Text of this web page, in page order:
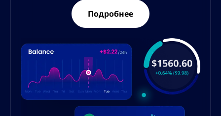
Подробнее